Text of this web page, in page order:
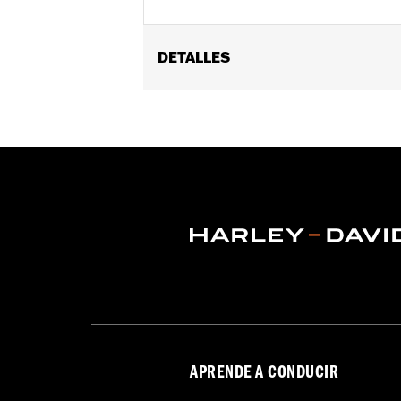
DETALLES
requieren la compra por separado
GARANTÍA: 1 año de garantía
Harley-Davidson Motor
posible combinación de
APRENDE A CONDUCIR